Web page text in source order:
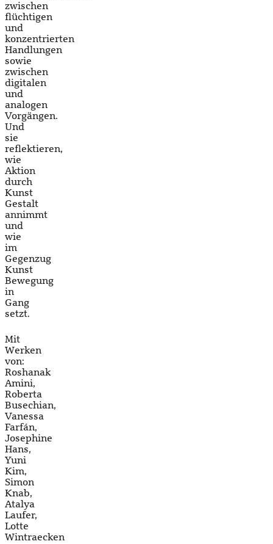
zwischen
flüchtigen
und
konzentrierten
Handlungen
sowie
zwischen
digitalen
und
analogen
Vorgängen.
Und
sie
reflektieren,
wie
Aktion
durch
Kunst
Gestalt
annimmt
und
wie
im
Gegenzug
Kunst
Bewegung
in
Gang
setzt.
Mit
Werken
von:
Roshanak
Amini,
Roberta
Busechian,
Vanessa
Farfán,
Josephine
Hans,
Yuni
Kim,
Simon
Knab,
Atalya
Laufer,
Lotte
Wintraecken